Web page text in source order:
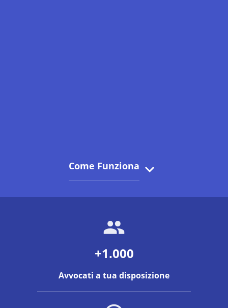
Come Funziona
+1.000
Avvocati a tua disposizione